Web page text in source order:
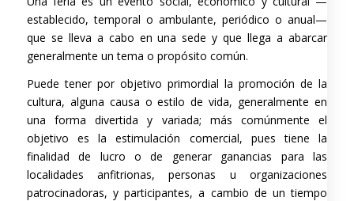
establecido, temporal o ambulante, periódico o anual—
que se lleva a cabo en una sede y que llega a abarcar
generalmente un tema o propósito común.
Puede tener por objetivo primordial la promoción de la
cultura, alguna causa o estilo de vida, generalmente en
una forma divertida y variada; más comúnmente el
objetivo es la estimulación comercial, pues tiene la
finalidad de lucro o de generar ganancias para las
localidades anfitrionas, personas u organizaciones
patrocinadoras, y participantes, a cambio de un tiempo